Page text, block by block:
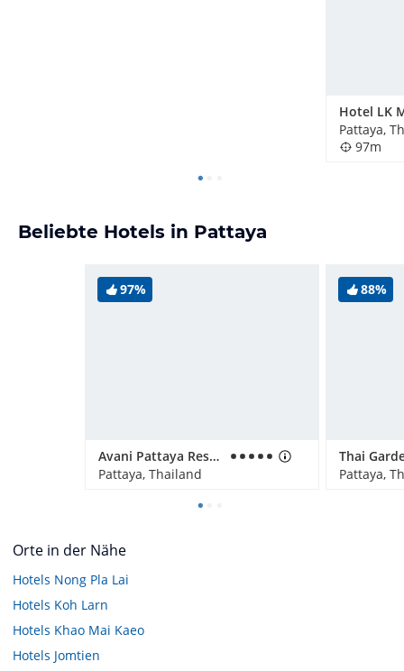
Hotel LK
Pattaya,
97m
Beliebte Hotels in Pattaya
97%
Avani Pattaya Resort
Pattaya, Thailand
88%
Thai
Pattaya,
Orte in der Nähe
Hotels Nong Pla Lai
Hotels Koh Larn
Hotels Khao Mai Kaeo
Hotels Jomtien